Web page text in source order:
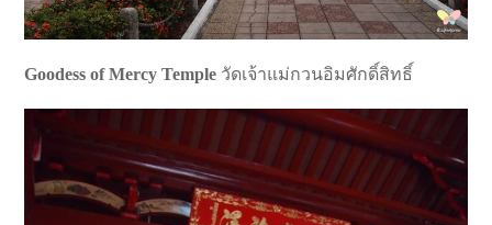
Goodess of Mercy Temple วัดเจ้าแม่กวนอิมศักดิ์สิทธิ์